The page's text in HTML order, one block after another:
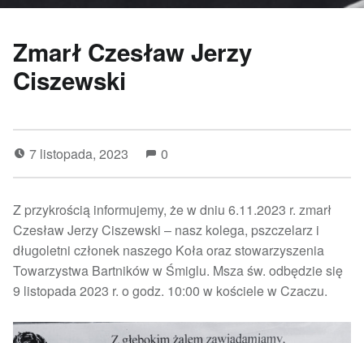
Zmarł Czesław Jerzy
Ciszewski
7 listopada, 2023 0
Z przykrością informujemy, że w dniu 6.11.2023 r. zmarł
Czesław Jerzy Ciszewski – nasz kolega, pszczelarz i
długoletni członek naszego Koła oraz stowarzyszenia
Towarzystwa Bartników w Śmiglu. Msza św. odbędzie się
9 listopada 2023 r. o godz. 10:00 w kościele w Czaczu.